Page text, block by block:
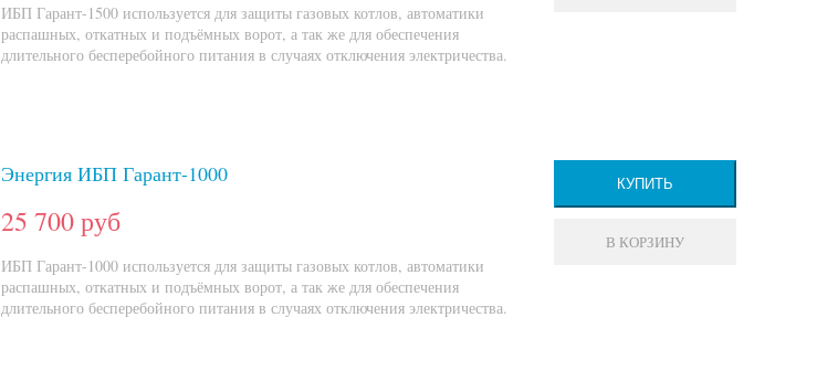
ИБП Гарант-1500 используется для защиты газовых котлов, автоматики
распашных, откатных и подъёмных ворот, а так же для обеспечения
длительного бесперебойного питания в случаях отключения электричества.
Энергия ИБП Гарант-1000
25 700 руб
ИБП Гарант-1000 используется для защиты газовых котлов, автоматики
распашных, откатных и подъёмных ворот, а так же для обеспечения
длительного бесперебойного питания в случаях отключения электричества.
КУПИТЬ
В КОРЗИНУ